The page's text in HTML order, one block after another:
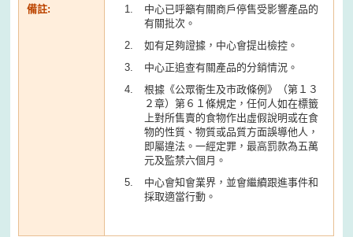
備註:
中心已呼籲有關商戶停售受影響產品的
有關批次。
如有足夠證據，中心會提出檢控。
中心正追查有關產品的分銷情況。
根據《公眾衞生及市政條例》（第１３
２章）第６１條規定，任何人如在標籤
上對所售賣的食物作出虛假說明或在食
物的性質、物質或品質方面誤導他人，
即屬違法。一經定罪，最高罰款為五萬
元及監禁六個月。
中心會知會業界，並會繼續跟進事件和
採取適當行動。